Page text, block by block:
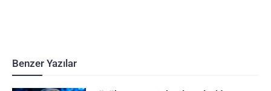
Benzer Yazılar